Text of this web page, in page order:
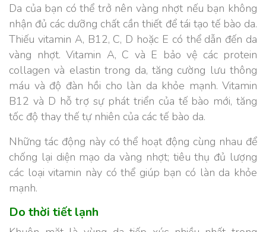
Da của bạn có thể trở nên vàng nhợt nếu bạn không
nhận đủ các dưỡng chất cần thiết để tái tạo tế bào da.
Thiếu vitamin A, B12, C, D hoặc E có thể dẫn đến da
vàng nhợt. Vitamin A, C và E bảo vệ các protein
collagen và elastin trong da, tăng cường lưu thông
máu và độ đàn hồi cho làn da khỏe mạnh. Vitamin
B12 và D hỗ trợ sự phát triển của tế bào mới, tăng
tốc độ thay thế tự nhiên của các tế bào da.
Những tác động này có thể hoạt động cùng nhau để
chống lại diện mạo da vàng nhợt; tiêu thụ đủ lượng
các loại vitamin này có thể giúp bạn có làn da khỏe
mạnh.
Do thời tiết lạnh